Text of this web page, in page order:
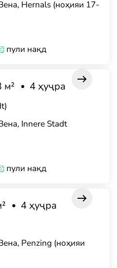
Hernals (ноҳияи 17-
пули нақд
Innere Stadt
м² 4 ҳуҷра
пули нақд
Penzing (ноҳияи
4 ҳуҷра